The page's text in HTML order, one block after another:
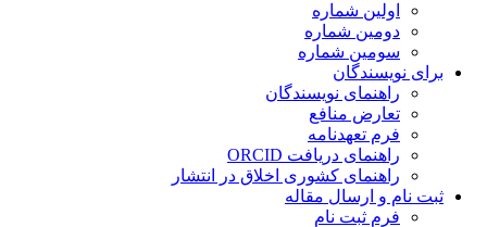
اولین شماره
دومین شماره
سومین شماره
برای نویسندگان
راهنمای نویسندگان
تعارض منافع
فرم تعهدنامه
راهنمای دریافت ORCID
راهنمای کشوری اخلاق در انتشار
ثبت نام و ارسال مقاله
فرم ثبت نام